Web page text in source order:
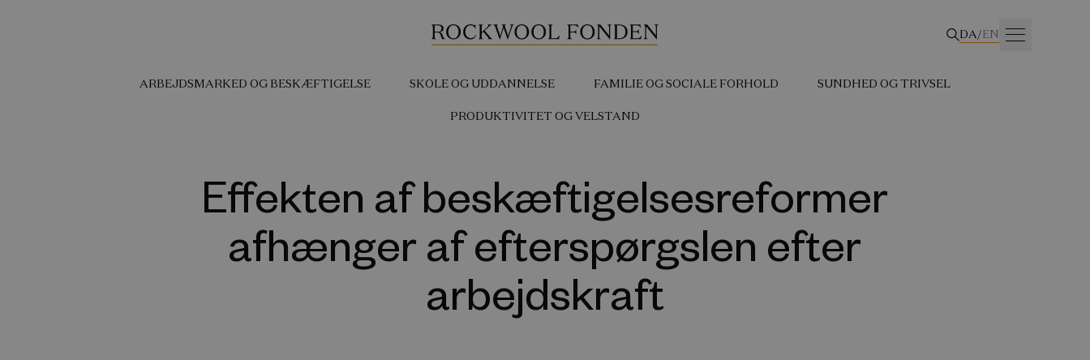
DA/EN
ARBEJDSMARKED OG BESKÆFTIGELSE SKOLE OG UDDANNELSE FAMILIE OG SOCIALE FORHOLD SUNDHED OG TRIVSEL
PRODUKTIVITET OG VELSTAND
Effekten af beskæftigelsesreformer
afhænger af efterspørgslen efter
arbejdskraft